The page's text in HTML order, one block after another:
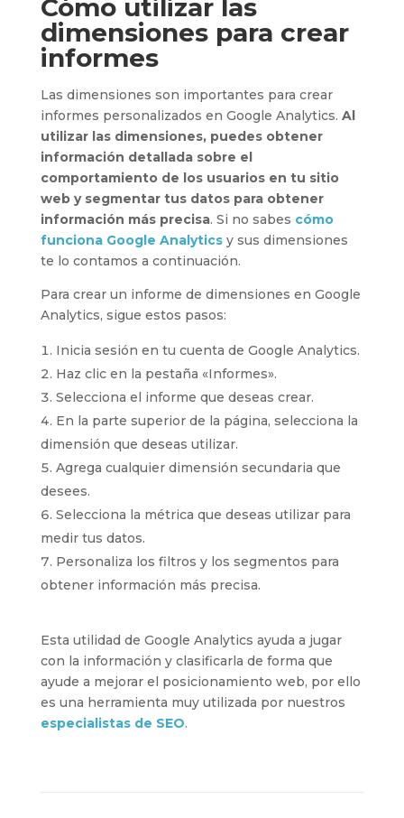
Cómo utilizar las
dimensiones para crear
informes
Las dimensiones son importantes para crear
informes personalizados en Google Analytics. Al
utilizar las dimensiones, puedes obtener
información detallada sobre el
comportamiento de los usuarios en tu sitio
web y segmentar tus datos para obtener
información más precisa. Si no sabes cómo
funciona Google Analyticsy sus dimensiones
te lo contamos a continuación.
Para crear un informe de dimensiones en Google
Analytics, sigue estos pasos:
Inicia sesión en tu cuenta de Google Analytics.
Haz clic en la pestaña «Informes».
Selecciona el informe que deseas crear.
En la parte superior de la página, selecciona la
dimensión que deseas utilizar.
Agrega cualquier dimensión secundaria que
desees.
Selecciona la métrica que deseas utilizar para
medir tus datos.
Personaliza los filtros y los segmentos para
obtener información más precisa.
Esta utilidad de Google Analytics ayuda a jugar
con la información y clasificarla de forma que
ayude a mejorar el posicionamiento web, por ello
es una herramienta muy utilizada por nuestros
especialistas de SEO.